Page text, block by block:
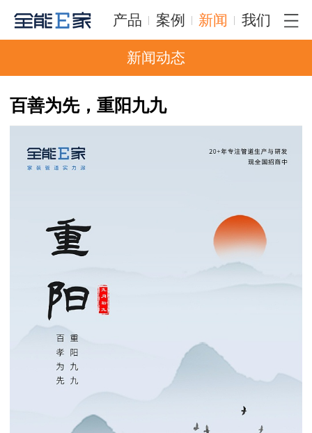
产品 案例 新闻 我们
新闻动态
百善为先，重阳九九